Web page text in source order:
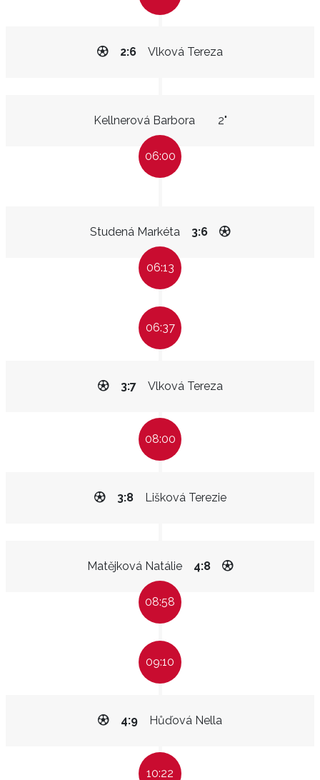
Vlková Tereza
2:6
Kellnerová Barbora 2"
06:00
Studená Markéta 3:6
06:13
06:37
Vlková Tereza
3:7
08:00
Lišková Terezie
3:8
Matějková Natálie 4:8
08:58
09:10
Hůďová Nella
4:9
10:22